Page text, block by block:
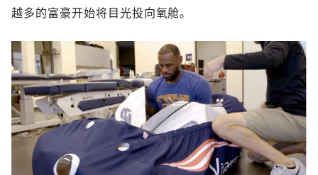
越多的富豪开始将目光投向氧舱。